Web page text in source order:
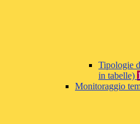
Tipologie
in tabelle) 1
Monitoraggio